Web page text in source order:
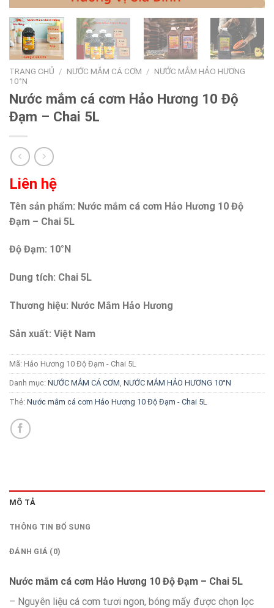
TRANG CHỦ / NƯỚC MẮM CÁ CƠM / NƯỚC MẮM HẢO HƯƠNG
10°N
Nước mắm cá cơm Hảo Hương 10 Độ
Đạm – Chai 5L
Liên hệ
Tên sản phẩm: Nước mắm cá cơm Hảo Hương 10 Độ
Đạm – Chai 5L
Độ Đạm: 10°N
Dung tích: Chai 5L
Thương hiệu: Nước Mắm Hảo Hương
Sản xuất: Việt Nam
Mã: Hảo Hương 10 Độ Đạm - Chai 5L
Danh mục: NƯỚC MẮM CÁ CƠM NƯỚC MẮM HẢO HƯƠNG 10°N
Thẻ: Nước mắm cá cơm Hảo Hương 10 Độ Đạm - Chai 5L
MÔ TẢ
THÔNG TIN BỔ SUNG
ĐÁNH GIÁ (0)
Nước mắm cá cơm Hảo Hương 10 Độ Đạm – Chai 5L
– Nguyên liệu cá cơm tươi ngon, bóng mẩy được chọn lọc